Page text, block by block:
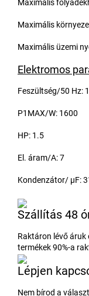
Maximális
Maximális
Maximális üzemi
Elektromos
Feszültség/50 Hz:
P1MAX/W: 1600
HP: 1.5
El. áram/A: 7
Kondenzátor/ μF:
Szállítás 48
Raktáron lévő áruk
termékek 90%-a
Lépjen
Nem bírod a